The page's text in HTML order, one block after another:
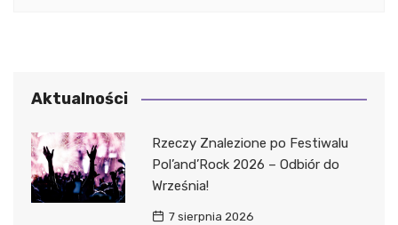
Aktualności
Rzeczy Znalezione po Festiwalu
Pol’and’Rock 2026 – Odbiór do
Września!
7 sierpnia 2026